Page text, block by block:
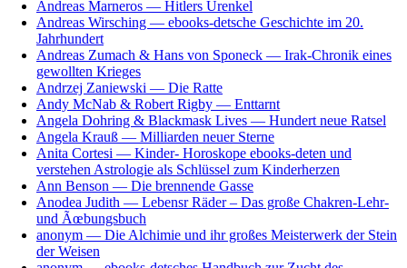
Andreas Marneros — Hitlers Urenkel
Andreas Wirsching — ebooks-detsche Geschichte im 20.
Jahrhundert
Andreas Zumach & Hans von Sponeck — Irak-Chronik eines
gewollten Krieges
Andrzej Zaniewski — Die Ratte
Andy McNab & Robert Rigby — Enttarnt
Angela Dohring & Blackmask Lives — Hundert neue Ratsel
Angela Krauß — Milliarden neuer Sterne
Anita Cortesi — Kinder- Horoskope ebooks-deten und
verstehen Astrologie als Schlüssel zum Kinderherzen
Ann Benson — Die brennende Gasse
Anodea Judith — Lebensr Räder – Das große Chakren-Lehr-
und Ãœbungsbuch
anonym — Die Alchimie und ihr großes Meisterwerk der Stein
der Weisen